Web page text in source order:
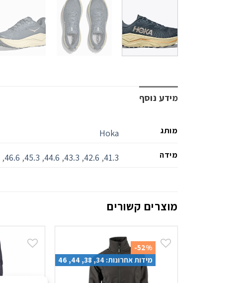
מידע נוסף
מותג Hoka
מידה 41.3
,
42.6
,
43.3
,
44.6
,
45.3
,
46.6
,
מוצרים קשורים
-52%
מידות אחרונות: 34, 38, 44, 46